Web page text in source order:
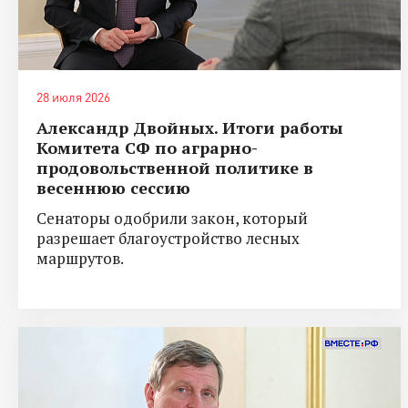
28 июля 2026
Александр Двойных. Итоги работы
Комитета СФ по аграрно-
продовольственной политике в
весеннюю сессию
Сенаторы одобрили закон, который
разрешает благоустройство лесных
маршрутов.